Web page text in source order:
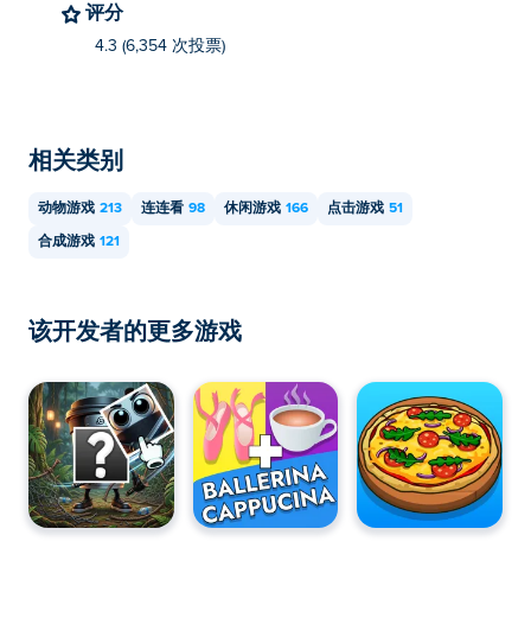
评分
4.3 (6,354 次投票)
相关类别
动物游戏 213 连连看 98 休闲游戏 166 点击游戏 51
合成游戏 121
该开发者的更多游戏